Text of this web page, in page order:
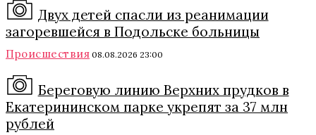
Двух детей спасли из реанимации
загоревшейся в Подольске больницы
Происшествия 08.08.2026 23:00
Береговую линию Верхних прудков в
Екатерининском парке укрепят за 37 млн
рублей